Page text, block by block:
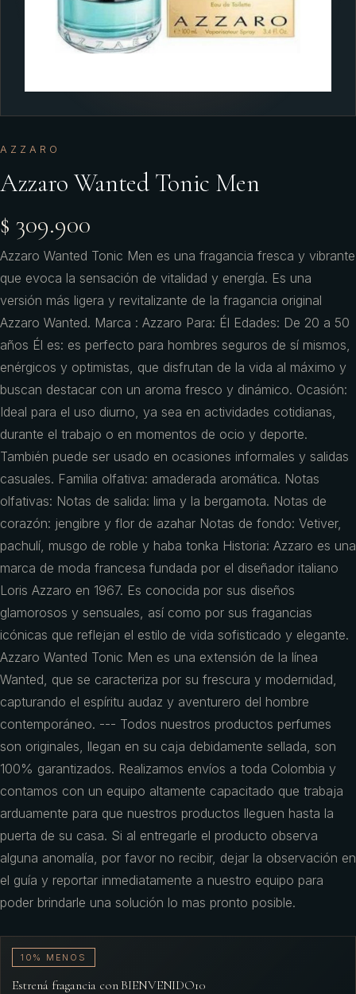
AZZARO
Azzaro Wanted Tonic Men
$ 309.900
Azzaro Wanted Tonic Men es una fragancia fresca y vibrante
que evoca la sensación de vitalidad y energía. Es una
versión más ligera y revitalizante de la fragancia original
Azzaro Wanted. Marca : Azzaro Para: Él Edades: De 20 a 50
años Él es: es perfecto para hombres seguros de sí mismos,
enérgicos y optimistas, que disfrutan de la vida al máximo y
buscan destacar con un aroma fresco y dinámico. Ocasión:
Ideal para el uso diurno, ya sea en actividades cotidianas,
durante el trabajo o en momentos de ocio y deporte.
También puede ser usado en ocasiones informales y salidas
casuales. Familia olfativa: amaderada aromática. Notas
olfativas: Notas de salida: lima y la bergamota. Notas de
corazón: jengibre y flor de azahar Notas de fondo: Vetiver,
pachulí, musgo de roble y haba tonka Historia: Azzaro es una
marca de moda francesa fundada por el diseñador italiano
Loris Azzaro en 1967. Es conocida por sus diseños
glamorosos y sensuales, así como por sus fragancias
icónicas que reflejan el estilo de vida sofisticado y elegante.
Azzaro Wanted Tonic Men es una extensión de la línea
Wanted, que se caracteriza por su frescura y modernidad,
capturando el espíritu audaz y aventurero del hombre
contemporáneo. --- Todos nuestros productos perfumes
son originales, llegan en su caja debidamente sellada, son
100% garantizados. Realizamos envíos a toda Colombia y
contamos con un equipo altamente capacitado que trabaja
arduamente para que nuestros productos lleguen hasta la
puerta de su casa. Si al entregarle el producto observa
alguna anomalía, por favor no recibir, dejar la observación en
el guía y reportar inmediatamente a nuestro equipo para
poder brindarle una solución lo mas pronto posible.
10% MENOS
Estrená fragancia con BIENVENIDO10